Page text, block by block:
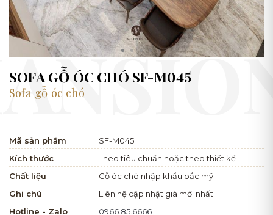
SOFA GỖ ÓC CHÓ SF-M045
Sofa gỗ óc chó
Mã sản phẩm
SF-M045
Kích thước
Theo tiêu chuẩn hoặc theo thiết kế
Chất liệu
Gỗ óc chó nhập khẩu bắc mỹ
Ghi chú
Liên hệ cập nhật giá mới nhất
Hotline - Zalo
0966.85.6666